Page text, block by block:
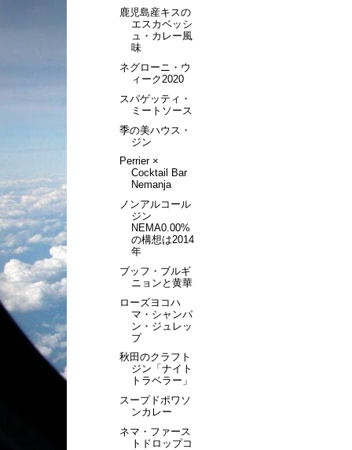
鹿児島産キスの
エスカベッシ
ュ・カレー風
味
ネグローニ・ウ
ィーク2020
スパゲッティ・
ミートソース
季の美ハウス・
ジン
Perrier ×
Cocktail Bar
Nemanja
ノンアルコール
ジン
NEMA0.00%
の構想は2014
年
ブッフ・ブルギ
ニョンと黄華
ローズヨコハ
マ・シャンパ
ン・ジュレッ
プ
秋田のクラフト
ジン「ナイト
トラベラー」
スープドポワソ
ンカレー
ネマ・ファース
トドロップコ